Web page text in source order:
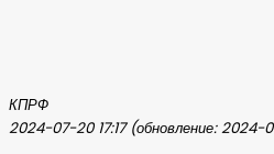
КПРФ
2024-07-20 17:17 (обновление: 2024-